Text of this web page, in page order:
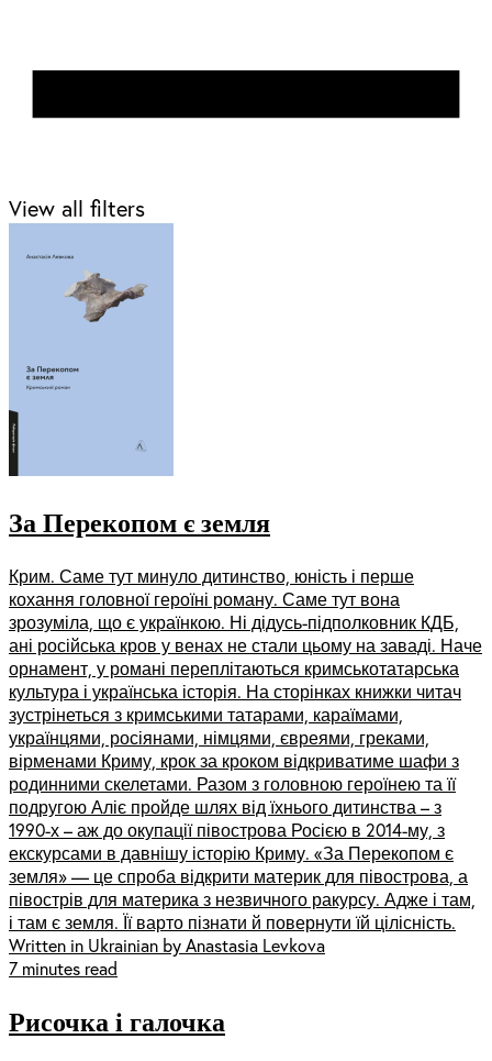
View all filters
За Перекопом є земля
Крим. Саме тут минуло дитинство, юність і перше
кохання головної героїні роману. Саме тут вона
зрозуміла, що є українкою. Ні дідусь-підполковник КДБ,
ані російська кров у венах не стали цьому на заваді. Наче
орнамент, у романі переплітаються кримськотатарська
культура і українська історія. На сторінках книжки читач
зустрінеться з кримськими татарами, караїмами,
українцями, росіянами, німцями, євреями, греками,
вірменами Криму, крок за кроком відкриватиме шафи з
родинними скелетами. Разом з головною героїнею та її
подругою Аліє пройде шлях від їхнього дитинства – з
1990-х – аж до окупації півострова Росією в 2014-му, з
екскурсами в давнішу історію Криму. «За Перекопом є
земля» — це спроба відкрити материк для півострова, а
півострів для материка з незвичного ракурсу. Адже і там,
і там є земля. Її варто пізнати й повернути їй цілісність.
Written in Ukrainian by Anastasia Levkova
7 minutes read
Рисочка і галочка